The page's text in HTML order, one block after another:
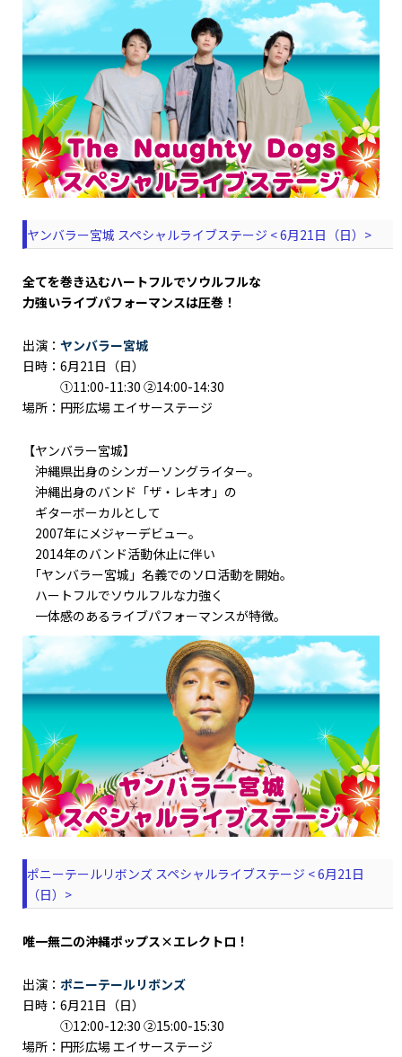
ヤンバラー宮城 スペシャルライブステージ < 6月21日（日）>
全てを巻き込むハートフルでソウルフルな
⼒強いライブパフォーマンスは圧巻！
出演： ヤンバラー宮城
日時：6月21日（日）
①11:00-11:30 ②14:00-14:30
場所：円形広場 エイサーステージ
【ヤンバラー宮城】
沖縄県出身のシンガーソングライター。
沖縄出身のバンド「ザ・レキオ」の
ギターボーカルとして
2007年にメジャーデビュー。
2014年のバンド活動休止に伴い
｢ヤンバラー宮城」名義でのソロ活動を開始。
ハートフルでソウルフルな力強く
一体感のあるライブパフォーマンスが特徴。
ポニーテールリボンズ スペシャルライブステージ < 6月21日
（日）>
唯⼀無⼆の沖縄ポップス×エレクトロ！
出演： ポニーテールリボンズ
日時：6月21日（日）
①12:00-12:30 ②15:00-15:30
場所：円形広場 エイサーステージ